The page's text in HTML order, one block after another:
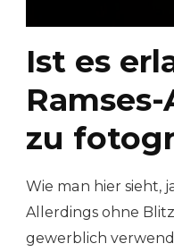
Ist es
zu
Wie man hier sieht,
Allerdings ohne
gewerblich